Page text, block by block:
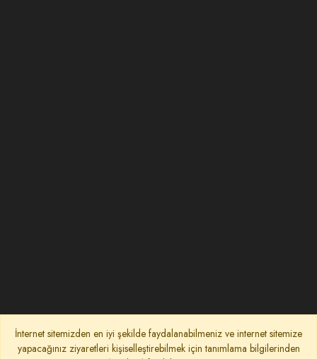
İnternet sitemizden en iyi şekilde faydalanabilmeniz ve internet sitemize
yapacağınız ziyaretleri kişiselleştirebilmek için tanımlama bilgilerinden